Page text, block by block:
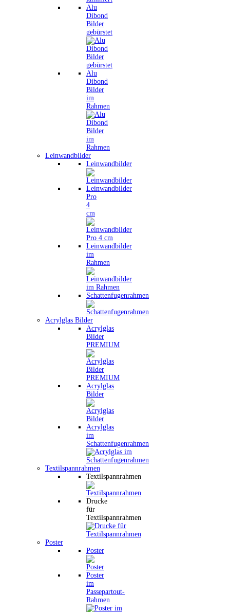
Alu
Dibond
Bilder
gebürstet
Alu
Dibond
Bilder
im
Rahmen
Leinwandbilder
Leinwandbilder
Leinwandbilder
Pro
4
cm
Leinwandbilder
im
Rahmen
Schattenfugenrahmen
Acrylglas Bilder
Acrylglas
Bilder
PREMIUM
Acrylglas
Bilder
Acrylglas
im
Schattenfugenrahmen
Textilspannrahmen
Textilspannrahmen
Drucke
für
Textilspannrahmen
Poster
Poster
Poster
im
Passepartout-
Rahmen